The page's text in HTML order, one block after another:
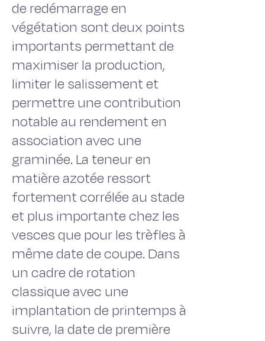
de redémarrage en
végétation sont deux points
importants permettant de
maximiser la production,
limiter le salissement et
permettre une contribution
notable au rendement en
association avec une
graminée. La teneur en
matière azotée ressort
fortement corrélée au stade
et plus importante chez les
vesces que pour les trèfles à
même date de coupe. Dans
un cadre de rotation
classique avec une
implantation de printemps à
suivre, la date de première